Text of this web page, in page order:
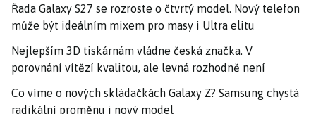
Řada Galaxy S27 se rozroste o čtvrtý model. Nový telefon
může být ideálním mixem pro masy i Ultra elitu
Nejlepším 3D tiskárnám vládne česká značka. V
porovnání vítězí kvalitou, ale levná rozhodně není
Co víme o nových skládačkách Galaxy Z? Samsung chystá
radikální proměnu i nový model